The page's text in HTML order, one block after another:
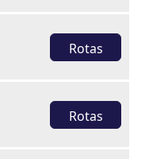
Rotas
Rotas